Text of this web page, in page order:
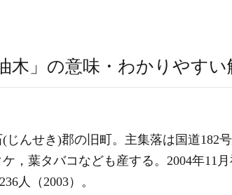
木」の意味・わかりやすい
じんせき)郡の旧町。主集落は国道182
，葉タバコなども産する。2004年11
人（2003）。